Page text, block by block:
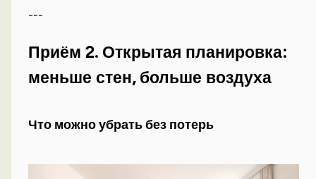
---
Приём 2. Открытая планировка:
меньше стен, больше воздуха
Что можно убрать без потерь